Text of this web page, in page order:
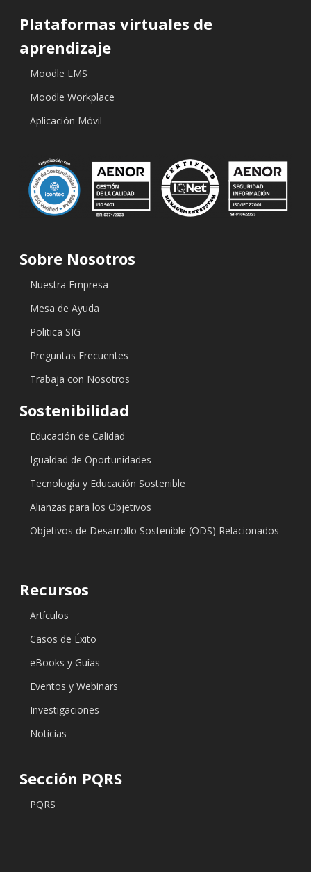
Plataformas virtuales de
aprendizaje
Moodle LMS
Moodle Workplace
Aplicación Móvil
Sobre Nosotros
Nuestra Empresa
Mesa de Ayuda
Politica SIG
Preguntas Frecuentes
Trabaja con Nosotros
Sostenibilidad
Educación de Calidad
Igualdad de Oportunidades
Tecnología y Educación Sostenible
Alianzas para los Objetivos
Objetivos de Desarrollo Sostenible (ODS) Relacionados
Recursos
Artículos
Casos de Éxito
eBooks y Guías
Eventos y Webinars
Investigaciones
Noticias
Sección PQRS
PQRS